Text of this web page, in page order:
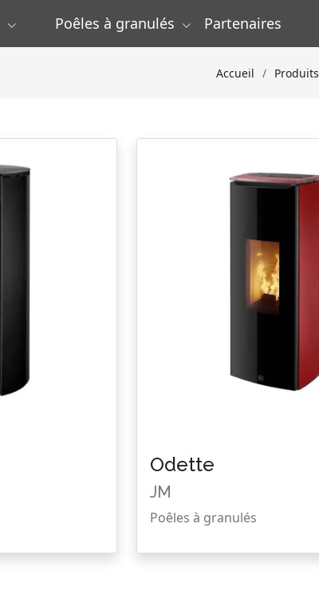
Poêles à granulés Partenaires
Accueil Produits
Odette
JM
Poêles à granulés